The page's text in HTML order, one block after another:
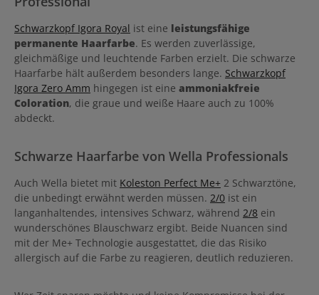
Schwarzkopf Igora Royal ist eine leistungsfähige
permanente Haarfarbe. Es werden zuverlässige,
gleichmäßige und leuchtende Farben erzielt. Die schwarze
Haarfarbe hält außerdem besonders lange. Schwarzkopf
Igora Zero Amm hingegen ist eine ammoniakfreie
Coloration, die graue und weiße Haare auch zu 100%
abdeckt.
Schwarze Haarfarbe von Wella Professionals
Auch Wella bietet mit Koleston Perfect Me+ 2 Schwarztöne,
die unbedingt erwähnt werden müssen. 2/0 ist ein
langanhaltendes, intensives Schwarz, während 2/8 ein
wunderschönes Blauschwarz ergibt. Beide Nuancen sind
mit der Me+ Technologie ausgestattet, die das Risiko
allergisch auf die Farbe zu reagieren, deutlich reduzieren.